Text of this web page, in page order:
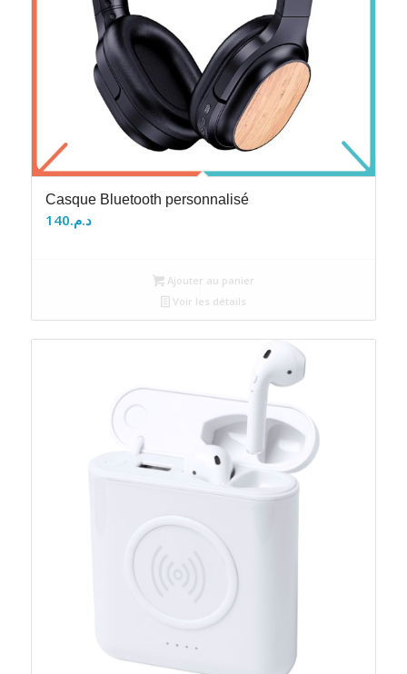
Casque Bluetooth personnalisé
د.م.140
Ajouter au panier
Voir les détails